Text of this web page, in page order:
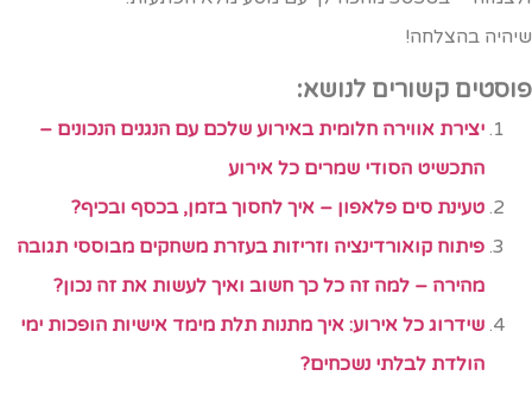
בהצלחה!
קשורים לנושא:
יצירת אווירה חלומית באירוע שלכם עם הנגנים הנכונים –
התכשיט הסודי שמרים כל אירוע
טעינת סים פלאפון – איך לחסוך בזמן, בכסף ובכיף?
פיתוח קואורדינציה וזריזות בעזרת משחקים מבוססי תגובה
מהירה – למה זה כל כך חשוב ואיך לעשות את זה נכון?
שידרוג כל אירוע: איך מתנות תלת מימד אישיות הופכות ימי
הולדת לבלתי נשכחים?